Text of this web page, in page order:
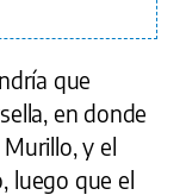
que
en donde
y el
luego que el